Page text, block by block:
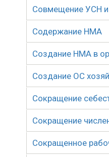
Совмещение УСН
Содержание НМА
Создание НМА в
Создание ОС
Сокращение
Сокращение
Сокращенное